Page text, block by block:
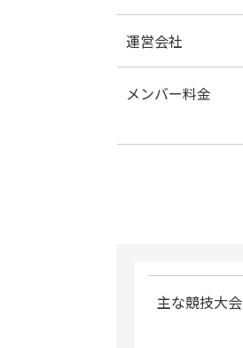
運営会社
メンバー料金
主な競技大会